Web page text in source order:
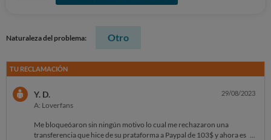
Naturaleza del problema: Otro
TU RECLAMACIÓN
Y. D.
A: Loverfans
29/08/2023
Me bloqueóaron sin ningún motivo lo cual me rechazaron una
transferencia que hice de su prataforma a Paypal de 103$ y ahora está